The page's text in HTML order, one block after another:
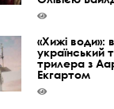
«Хижі води»:
український
трилера з
Екгартом